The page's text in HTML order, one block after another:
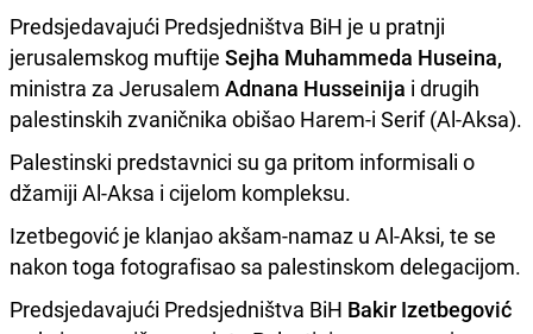
Predsjedavajući Predsjedništva BiH je u pratnji
jerusalemskog muftije Sejha Muhammeda Huseina,
ministra za Jerusalem Adnana Husseinija i drugih
palestinskih zvaničnika obišao Harem-i Serif (Al-Aksa).
Palestinski predstavnici su ga pritom informisali o
džamiji Al-Aksa i cijelom kompleksu.
Izetbegović je klanjao akšam-namaz u Al-Aksi, te se
nakon toga fotografisao sa palestinskom delegacijom.
Predsjedavajući Predsjedništva BiH Bakir Izetbegović